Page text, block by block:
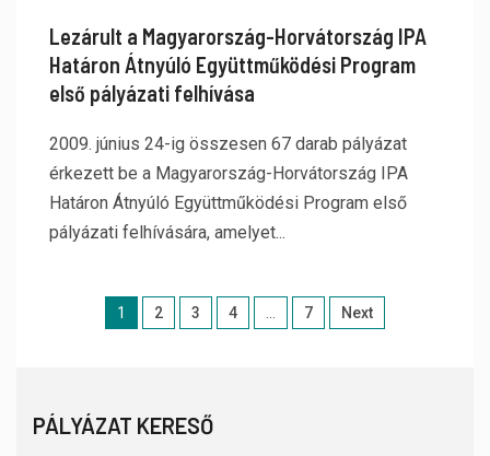
Lezárult a Magyarország-Horvátország IPA
Határon Átnyúló Együttműködési Program
első pályázati felhívása
2009. június 24-ig összesen 67 darab pályázat
érkezett be a Magyarország-Horvátország IPA
Határon Átnyúló Együttműködési Program első
pályázati felhívására, amelyet...
1 2 3 4 7 Next
PÁLYÁZAT KERESŐ